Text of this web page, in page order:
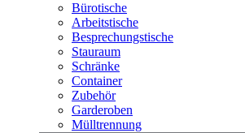
Bürotische
Arbeitstische
Besprechungstische
Stauraum
Schränke
Container
Zubehör
Garderoben
Mülltrennung